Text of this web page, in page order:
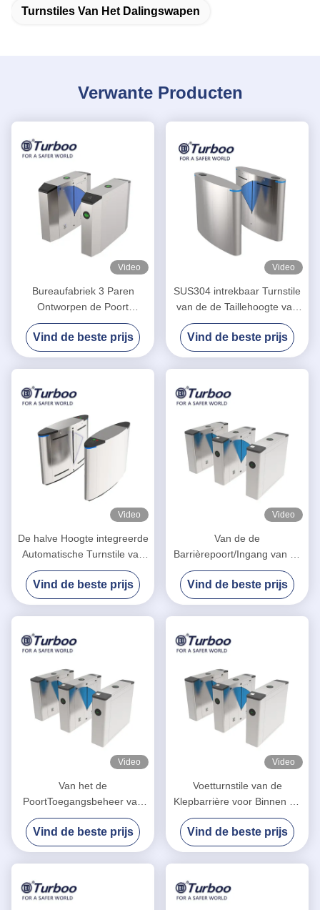
Turnstiles Van Het Dalingswapen
Verwante Producten
Video
Bureaufabriek 3 Paren
Ontworpen de Poort
Intrekbare Automatisch van
de Klepbarrière
Vind de beste prijs
Video
SUS304 intrekbaar Turnstile
van de de Taillehoogte van
Klepbarrie RFID
Poortsysteem
Vind de beste prijs
Video
De halve Hoogte integreerde
Automatische Turnstile van
de Klepbarrière met
Gezichtserkenning
Vind de beste prijs
Video
Van de de
Barrièrepoort/Ingang van de
vingerafdrukklep Auto het
Terugstellenfunctie van
Barrièresystemen
Vind de beste prijs
Video
Van het de
PoortToegangsbeheer van
de klepbarrière van het
Systeemintegarted RFID de
Kaartlezer en QR-Scanner
Vind de beste prijs
Video
Voetturnstile van de
Klepbarrière voor Binnen en
Openluchtveiligheidsbeheer
Vind de beste prijs